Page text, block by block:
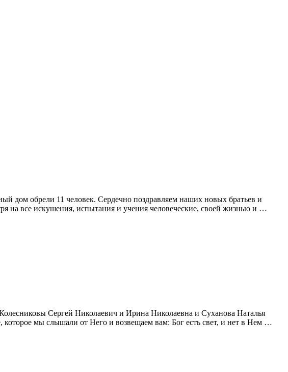
дом обрели 11 человек. Сердечно поздравляем наших новых братьев и
на все искушения, испытания и учения человеческие, своей жизнью и …
Сергей Николаевич и Ирина Николаевна и Суханова Наталья
мы слышали от Него и возвещаем вам: Бог есть свет, и нет в Нем …